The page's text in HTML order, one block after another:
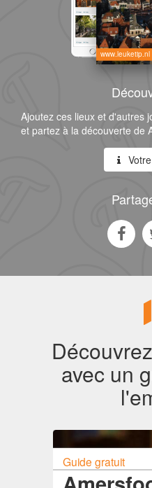
www.leuketip.nl
Ajoutez ces lieux et d'autres
et partez à la découverte de
avec un
Guide gratuit